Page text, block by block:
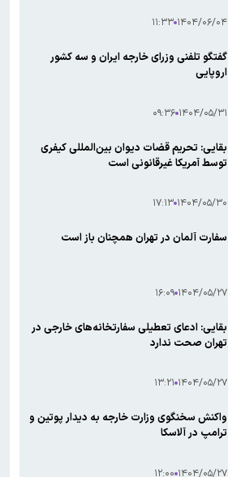
۱۴۰۴/۰۶/۰۴ ۱۱:۳۳
گفتگو تلفنی وزرای خارجه ایران و سه کشور
اروپایی
۱۴۰۴/۰۵/۳۱ ۰۹:۳۶
بقایی: تحریم قضات دیوان بین‌المللی کیفری
توسط آمریکا غیرقانونی است
۱۴۰۴/۰۵/۳۰ ۱۷:۱۳
سفارت آلمان در تهران همچنان باز است
۱۴۰۴/۰۵/۲۷ ۱۶:۰۹
بقایی: ادعای تعطیلی سفارتخانه‌های خارجی در
تهران صحت ندارد
۱۴۰۴/۰۵/۲۷ ۱۳:۲۱
واکنش سخنگوی وزارت خارجه به دیدار پوتین و
ترامپ در آلاسکا
۱۴۰۴/۰۵/۲۷ ۱۲:۰۰